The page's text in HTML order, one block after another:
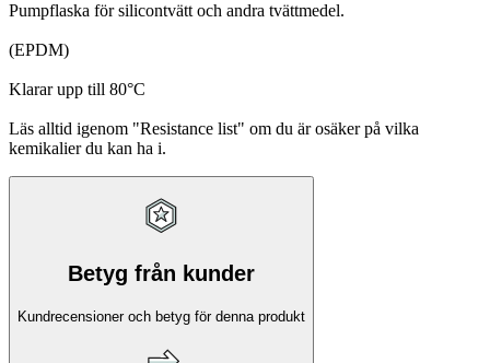
Pumpflaska för silicontvätt och andra tvättmedel.
(EPDM)
Klarar upp till 80°C
Läs alltid igenom "Resistance list" om du är osäker på vilka
kemikalier du kan ha i.
Betyg från kunder
Kundrecensioner och betyg för denna produkt